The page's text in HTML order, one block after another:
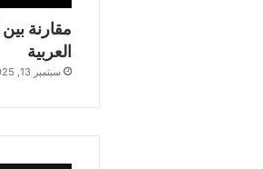
العربية
سبتمبر 13, 2025